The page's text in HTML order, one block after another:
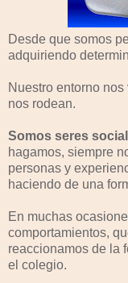
Desde que somos
adquiriendo
Nuestro entorno
nos rodean.
Somos seres
hagamos, siempre
personas y
haciendo de una
En muchas
comportamientos,
reaccionamos de la
el colegio.